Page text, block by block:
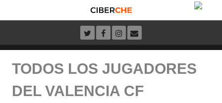
TODOS LOS JUGADORES
DEL VALENCIA CF